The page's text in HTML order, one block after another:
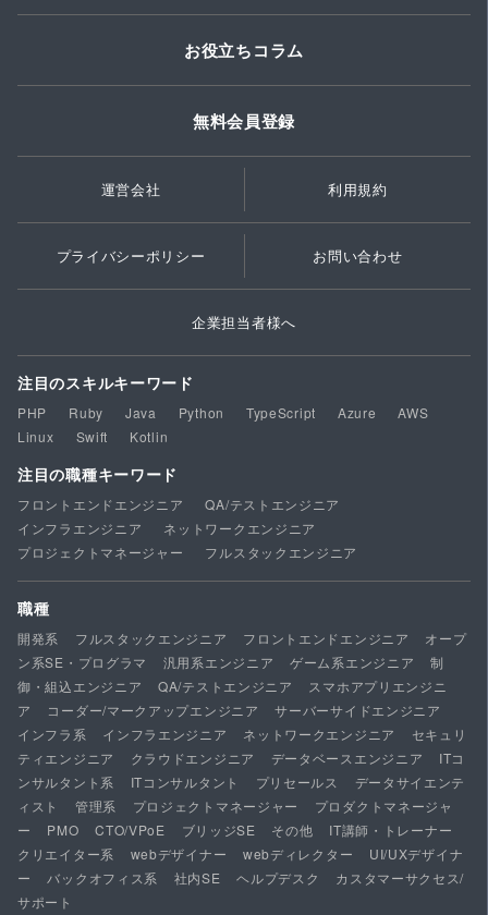
お役立ちコラム
無料会員登録
運営会社 利用規約
プライバシーポリシー お問い合わせ
企業担当者様へ
注目のスキルキーワード
PHP Ruby Java Python TypeScript Azure
AWS
Linux
Swift Kotlin
注目の職種キーワード
フロントエンドエンジニア
QA/テストエンジニア
インフラエンジニア
ネットワークエンジニア
プロジェクトマネージャー
フルスタックエンジニア
職種
開発系 フルスタックエンジニア フロントエンドエンジニア
オープ
ン系SE・プログラマ
汎用系エンジニア ゲーム系エンジニア
制
御・組込エンジニア
QA/テストエンジニア
スマホアプリエンジニ
ア
コーダー/マークアップエンジニア
サーバーサイドエンジニア
インフラ系
インフラエンジニア ネットワークエンジニア
セキュリ
ティエンジニア
クラウドエンジニア データベースエンジニア
ITコ
ンサルタント系
ITコンサルタント プリセールス
データサイエンテ
ィスト
管理系 プロジェクトマネージャー
プロダクトマネージャ
ー
PMO CTO/VPoE ブリッジSE その他
IT講師・トレーナー
クリエイター系
webデザイナー webディレクター
UI/UXデザイナ
ー
バックオフィス系 社内SE ヘルプデスク
カスタマーサクセス/
サポート